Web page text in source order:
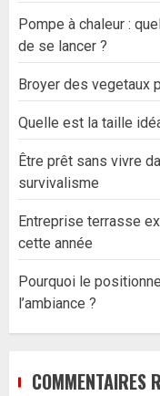
Pompe à chaleur :
de se lancer ?
Broyer des vegetaux
Quelle est la taille
Être prêt sans vivre
survivalisme
Entreprise terrasse
cette année
Pourquoi le
l’ambiance ?
COMMENTAIRES